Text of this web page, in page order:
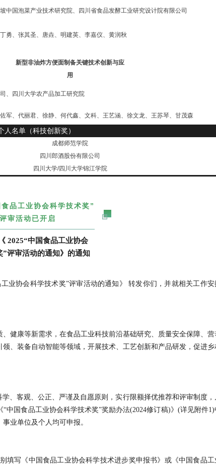
中国泡菜产业技术研究院、四川省食品发酵工业研究设计院有限公司
勇、张其圣、唐垚、明建英、李嘉仪、黄润秋
新型非油炸方便面制备关键技术创新与应
用
、四川大学农产品加工研究院
军、代丽君、徐静、何代鑫、文科、王艺涵、徐文龙、王苏琴、甘茂森
人名单（科技创新奖）
成都师范学院
四川郎酒股份有限公司
四川大学/四川大学锦江学院
品工业协会科学技术奖”
评审活动已开启
2025“中国食品工业协会
”评审活动的通知》的通知
业协会科学技术奖”评审活动的通知》 转发你们，并就相关工作安
健康等新需求，在食品工业科技前沿基础研究、质量安全保障、营
、装备自动智能等领域，开展技术、工艺创新和产品研发，促进乡
、客观、公正、严谨及自愿原则，实行限额择优推荐和评审制度，
中国食品工业协会科学技术奖”奖励办法(2024修订稿)》(详见附件1)
业单位及个人均可申报。
填写《中国食品工业协会科学技术进步奖申报书》或《中国食品工